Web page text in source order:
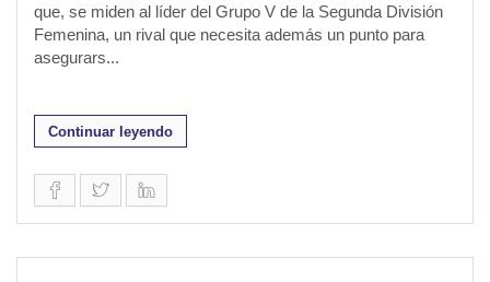
que, se miden al líder del Grupo V de la Segunda División
Femenina, un rival que necesita además un punto para
asegurars...
Continuar leyendo